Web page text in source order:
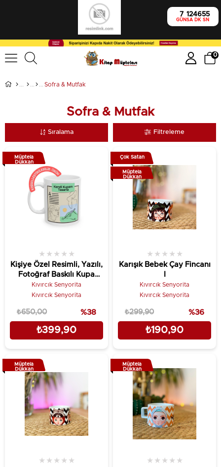
7
GÜN
12
SA
46
DK
54
SN
0
Sofra & Mutfak
Sofra & Mutfak
Filtreleme
Sıralama
Kişiye Özel Resimli, Yazılı,
Fotoğraf Baskılı Kupa
Bardak Hediyelik
★ ★ ★ ★ ★
Kıvırcık Senyorita
Kıvırcık Senyorita
₺399,90
₺650,00 %38
Müptela
Dükkan
Karışık Bebek Çay Fincanı
★ ★ ★ ★ ★
Kıvırcık Senyorita
Kıvırcık Senyorita
₺190,90
₺299,90 %36
Çok Satan
Müptela
Dükkan
★ ★ ★ ★ ★
Müptela
Dükkan
★ ★ ★ ★ ★
Müptela
Dükkan